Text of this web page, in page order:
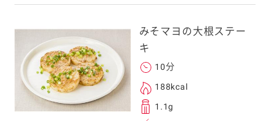
みそマヨの大根ステー
キ
10分
188kcal
1.1g